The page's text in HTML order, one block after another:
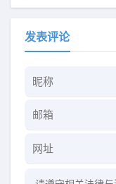
发表评论